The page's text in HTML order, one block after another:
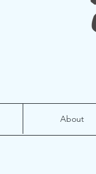
About